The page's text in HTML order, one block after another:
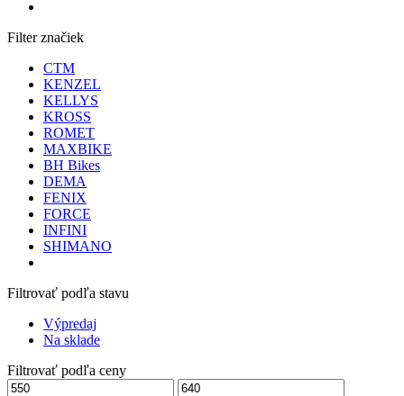
Filter značiek
CTM
KENZEL
KELLYS
KROSS
ROMET
MAXBIKE
BH Bikes
DEMA
FENIX
FORCE
INFINI
SHIMANO
Filtrovať podľa stavu
Výpredaj
Na sklade
Filtrovať podľa ceny